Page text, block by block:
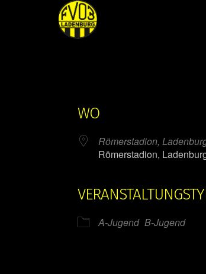
iCalendar
WO
Römerstadion,
Römerstadion,
A-Jugend B-Jugend